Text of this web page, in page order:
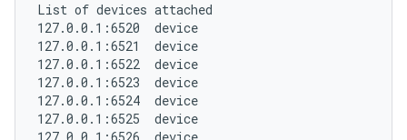
List of devices attached
127.0.0.1:6520  device
127.0.0.1:6521  device
127.0.0.1:6522  device
127.0.0.1:6523  device
127.0.0.1:6524  device
127.0.0.1:6525  device